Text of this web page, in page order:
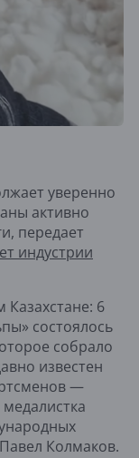
уверенно
активно
передает
индустрии
6
состоялось
собрало
известен
—
Колмаков.